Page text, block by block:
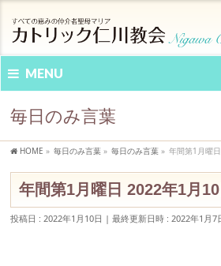
MENU
毎日のみ言葉
HOME » 毎日のみ言葉 » 毎日のみ言葉 » 年間第1月曜
年間第1月曜日 2022年1月
投稿日 : 2022年1月10日 最終更新日時 : 2022年1月7